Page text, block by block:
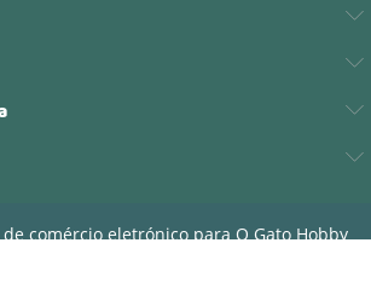
comércio eletrónico para O Gato Hobby